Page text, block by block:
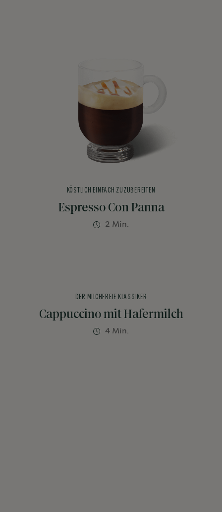
Espresso Con Panna
KÖSTLICH EINFACH ZUZUBEREITEN
2 Min.